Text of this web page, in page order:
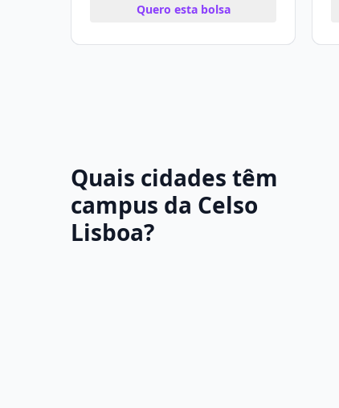
Quero esta bolsa
Quais cidades têm
campus da Celso
Lisboa?